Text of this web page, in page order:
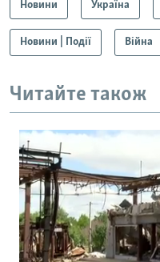
Новини Україна
Новини | Події Війна
Читайте також